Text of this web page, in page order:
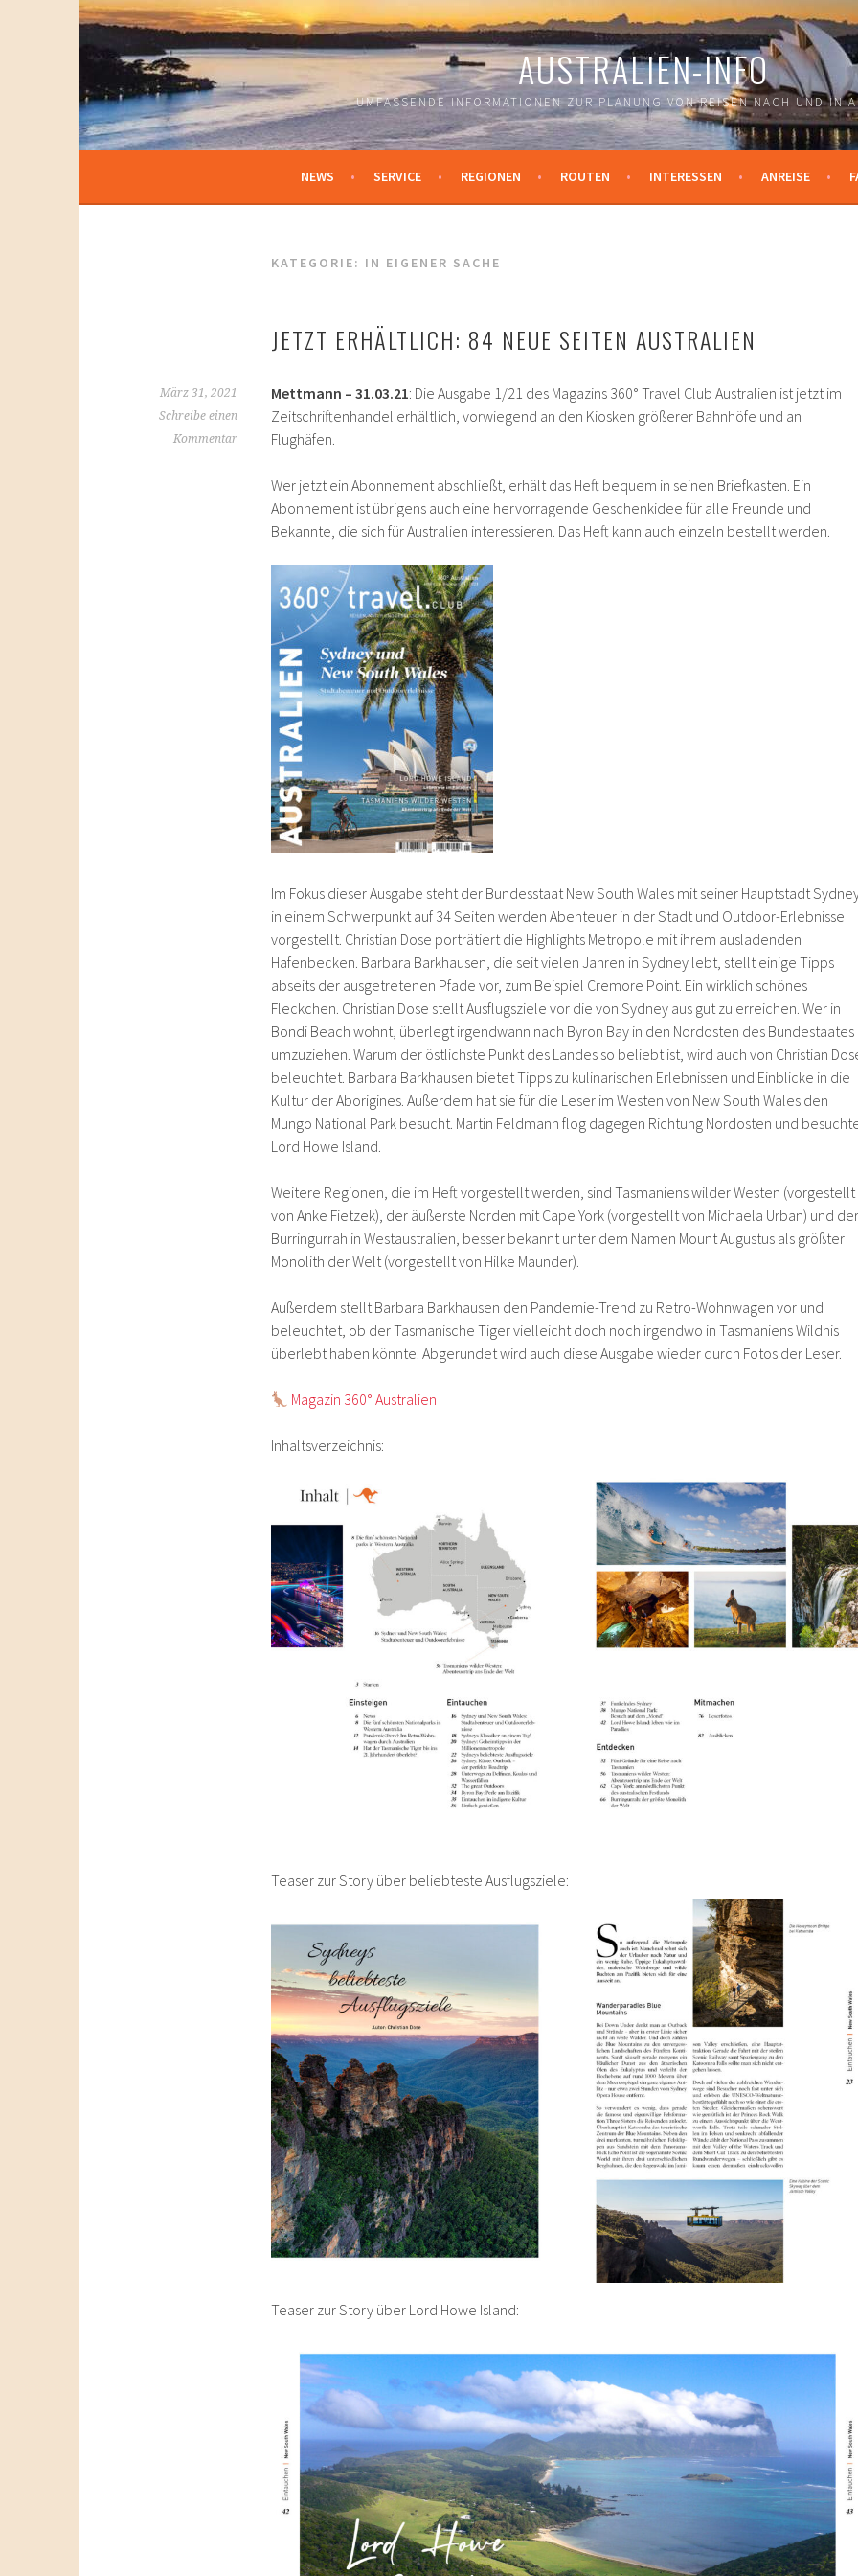
Springe
zum
Inhalt
AUSTRALIEN-INFO
UMFASSENDE INFORMATIONEN ZUR PLANUNG VON REISEN NACH UND IN
NEWS SERVICE REGIONEN ROUTEN INTERESSEN ANREISE
KATEGORIE: IN EIGENER SACHE
JETZT ERHÄLTLICH: 84 NEUE SEITEN AUSTRALIEN
März 31, 2021
Schreibe einen
Kommentar
Mettmann – 31.03.21: Die Ausgabe 1/21 des Magazins 360° Travel Club Australien ist jetzt im
Zeitschriftenhandel erhältlich, vorwiegend an den Kiosken größerer Bahnhöfe und an
Flughäfen.
Wer jetzt ein Abonnement abschließt, erhält das Heft bequem in seinen Briefkasten. Ein
Abonnement ist übrigens auch eine hervorragende Geschenkidee für alle Freunde und
Bekannte, die sich für Australien interessieren. Das Heft kann auch einzeln bestellt werden.
Im Fokus dieser Ausgabe steht der Bundesstaat New South Wales mit seiner Hauptstadt
in einem Schwerpunkt auf 34 Seiten werden Abenteuer in der Stadt und Outdoor-Erlebnisse
vorgestellt. Christian Dose porträtiert die Highlights Metropole mit ihrem ausladenden
Hafenbecken. Barbara Barkhausen, die seit vielen Jahren in Sydney lebt, stellt einige Tipps
abseits der ausgetretenen Pfade vor, zum Beispiel Cremore Point. Ein wirklich schönes
Fleckchen. Christian Dose stellt Ausflugsziele vor die von Sydney aus gut zu erreichen. Wer in
Bondi Beach wohnt, überlegt irgendwann nach Byron Bay in den Nordosten des Bundestaates
umzuziehen. Warum der östlichste Punkt des Landes so beliebt ist, wird auch von Christian
beleuchtet. Barbara Barkhausen bietet Tipps zu kulinarischen Erlebnissen und Einblicke in die
Kultur der Aborigines. Außerdem hat sie für die Leser im Westen von New South Wales den
Mungo National Park besucht. Martin Feldmann flog dagegen Richtung Nordosten und
Lord Howe Island.
Weitere Regionen, die im Heft vorgestellt werden, sind Tasmaniens wilder Westen (vorgestellt
von Anke Fietzek), der äußerste Norden mit Cape York (vorgestellt von Michaela Urban) und der
Burringurrah in Westaustralien, besser bekannt unter dem Namen Mount Augustus als größter
Monolith der Welt (vorgestellt von Hilke Maunder).
Außerdem stellt Barbara Barkhausen den Pandemie-Trend zu Retro-Wohnwagen vor und
beleuchtet, ob der Tasmanische Tiger vielleicht doch noch irgendwo in Tasmaniens Wildnis
überlebt haben könnte. Abgerundet wird auch diese Ausgabe wieder durch Fotos der Leser.
Magazin 360° Australien
Inhaltsverzeichnis:
Teaser zur Story über beliebteste Ausflugsziele:
Teaser zur Story über Lord Howe Island: